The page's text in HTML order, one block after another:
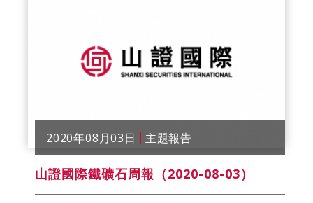
2020年08月03日 主題報告
山證國際鐵礦石​​周報（2020-08-03）